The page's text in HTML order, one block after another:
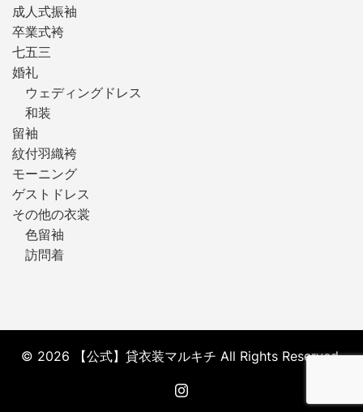
成人式振袖
卒業式袴
七五三
婚礼
ウェディングドレス
和装
留袖
紋付羽織袴
モーニング
ゲストドレス
その他の衣裳
色留袖
訪問着
© 2026 【公式】貸衣装マルキチ All Rights Reserved.